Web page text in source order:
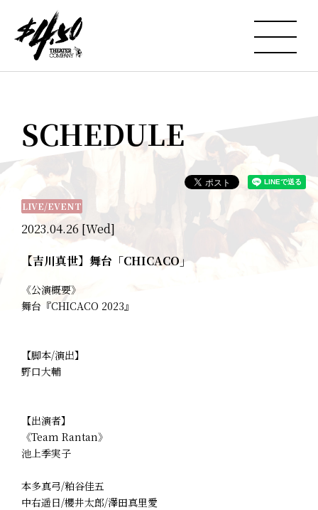
SCHEDULE
2023.04.26 [Wed]
LIVE/EVENT
【吉川真世】舞台「CHICACO」
《公演概要》
舞台『CHICACO 2023』
【脚本/演出】
野口大輔
【出演者】
《Team Rantan》
池上季実子
本多真弓/粕谷佳五
中右遥日/櫻井太郎/澤田真里愛